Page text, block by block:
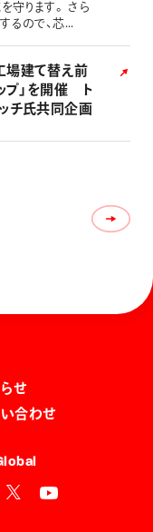
守ります。 さら
るので、芯...
場建て替え前
プ」を開催 ト
チ氏共同企画
せ
合わせ